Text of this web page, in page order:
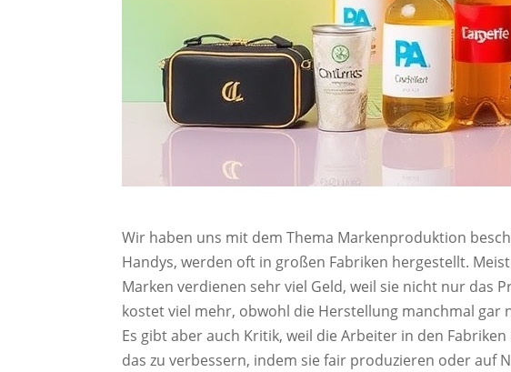
Wir haben uns mit dem Thema Markenproduktion
Handys, werden oft in großen Fabriken hergestellt.
Marken verdienen sehr viel Geld, weil sie nicht nur das
kostet viel mehr, obwohl die Herstellung manchmal gar
Es gibt aber auch Kritik, weil die Arbeiter in den
das zu verbessern, indem sie fair produzieren oder auf